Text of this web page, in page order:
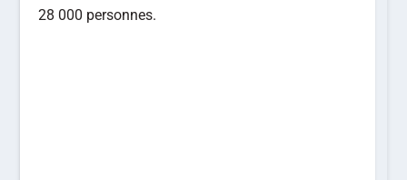
28 000 personnes.